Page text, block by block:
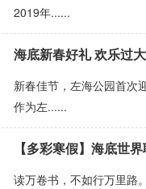
2019年......
海底新春好礼 欢乐过
新春佳节，左海公园首次
作为左......
【多彩寒假】海底世
读万卷书，不如行万里路